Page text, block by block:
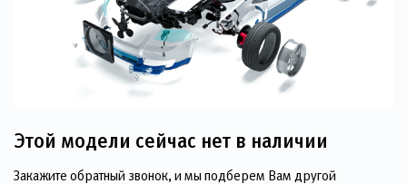
Этой модели сейчас нет в наличии
Закажите обратный звонок, и мы подберем Вам другой